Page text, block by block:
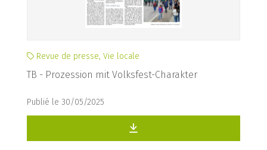
Revue de presse, Vie locale
TB - Prozession mit Volksfest-Charakter
Publié le 30/05/2025